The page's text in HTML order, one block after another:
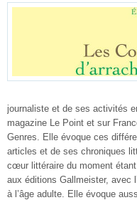
journaliste et de ses activités
magazine Le Point et sur
Genres. Elle évoque ces
articles et de ses chroniques
cœur littéraire du moment étant
aux éditions Gallmeister, avec
à l’âge adulte. Elle évoque